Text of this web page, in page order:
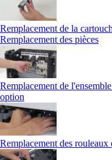
Remplacement de la
Remplacement des pièces
Remplacement de
option
Remplacement des rouleaux